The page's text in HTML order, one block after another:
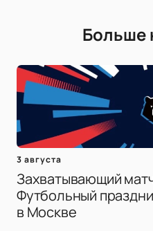
Больше
3 августа
Захватывающий
Футбольный
в Москве